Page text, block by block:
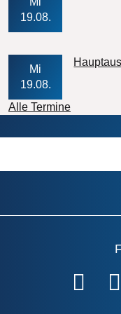
19.08.
Mi
19.08.
Alle Termine